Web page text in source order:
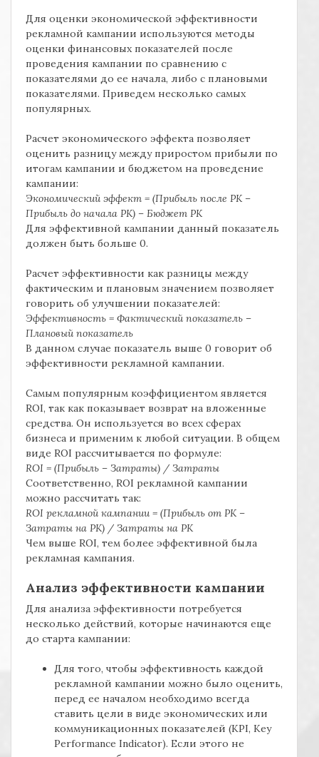
Для оценки экономической эффективности
рекламной кампании используются методы
оценки финансовых показателей после
проведения кампании по сравнению с
показателями до ее начала, либо с плановыми
показателями. Приведем несколько самых
популярных.
Расчет экономического эффекта позволяет
оценить разницу между приростом прибыли по
итогам кампании и бюджетом на проведение
кампании:
Экономический эффект = (Прибыль после РК –
Прибыль до начала РК) – Бюджет РК
Для эффективной кампании данный показатель
должен быть больше 0.
Расчет эффективности как разницы между
фактическим и плановым значением позволяет
говорить об улучшении показателей:
Эффективность = Фактический показатель –
Плановый показатель
В данном случае показатель выше 0 говорит об
эффективности рекламной кампании.
Самым популярным коэффициентом является
ROI, так как показывает возврат на вложенные
средства. Он используется во всех сферах
бизнеса и применим к любой ситуации. В общем
виде ROI рассчитывается по формуле:
ROI = (Прибыль – Затраты) / Затраты
Соответственно, ROI рекламной кампании
можно рассчитать так:
ROI рекламной кампании = (Прибыль от РК –
Затраты на РК) / Затраты на РК
Чем выше ROI, тем более эффективной была
рекламная кампания.
Анализ эффективности кампании
Для анализа эффективности потребуется
несколько действий, которые начинаются еще
до старта кампании:
Для того, чтобы эффективность каждой
рекламной кампании можно было оценить,
перед ее началом необходимо всегда
ставить цели в виде экономических или
коммуникационных показателей (KPI, Key
Performance Indicator). Если этого не